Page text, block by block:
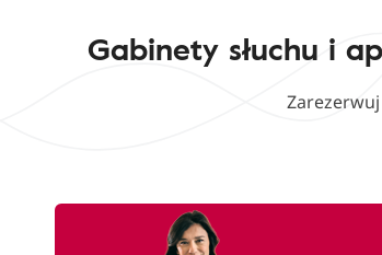
Gabinety słuchu i